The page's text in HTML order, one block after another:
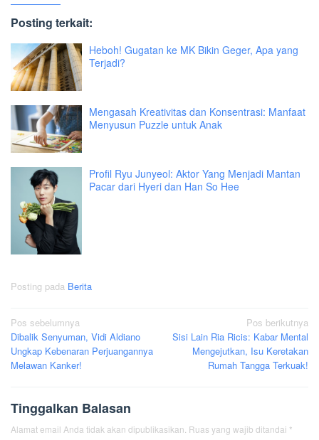
Posting terkait:
Heboh! Gugatan ke MK Bikin Geger, Apa yang
Terjadi?
Mengasah Kreativitas dan Konsentrasi: Manfaat
Menyusun Puzzle untuk Anak
Profil Ryu Junyeol: Aktor Yang Menjadi Mantan
Pacar dari Hyeri dan Han So Hee
Posting pada Berita
Navigasi
pos
Pos sebelumnya
Dibalik Senyuman, Vidi Aldiano
Ungkap Kebenaran Perjuangannya
Melawan Kanker!
Pos berikutnya
Sisi Lain Ria Ricis: Kabar Mental
Mengejutkan, Isu Keretakan
Rumah Tangga Terkuak!
Tinggalkan Balasan
Alamat email Anda tidak akan dipublikasikan. Ruas yang wajib ditandai *